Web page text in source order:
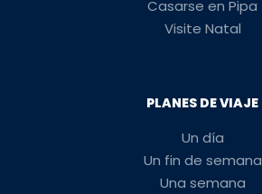
Casarse en Pipa
Visite Natal
PLANES DE VIAJE
Un día
Un fin de semana
Una semana